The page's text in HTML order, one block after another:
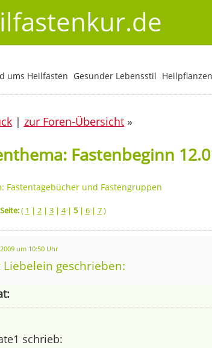
ums Heilfasten Gesunder Lebensstil Heilpflanzen
| zur Foren-Übersicht»
Fastenbeginn
Fastentagebücher und Fastengruppen
( 1 | 2| 3| 4| 5| 6| 7)
um 10:50 Uhr
Liebelein geschrieben:
schrieb: